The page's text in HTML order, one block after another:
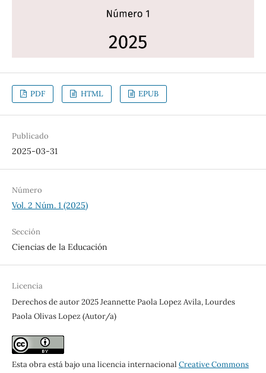
PDF HTML EPUB
Publicado
2025-03-31
Número
Vol. 2 Núm. 1 (2025)
Sección
Ciencias de la Educación
Licencia
Derechos de autor 2025 Jeannette Paola Lopez Avila, Lourdes
Paola Olivas Lopez (Autor/a)
Esta obra está bajo una licencia internacional Creative Commons